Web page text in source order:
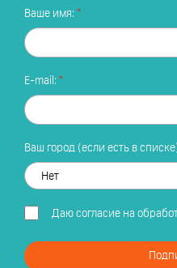
Ваше имя:
E-mail:
Ваш город (если есть в
Даю согласие на